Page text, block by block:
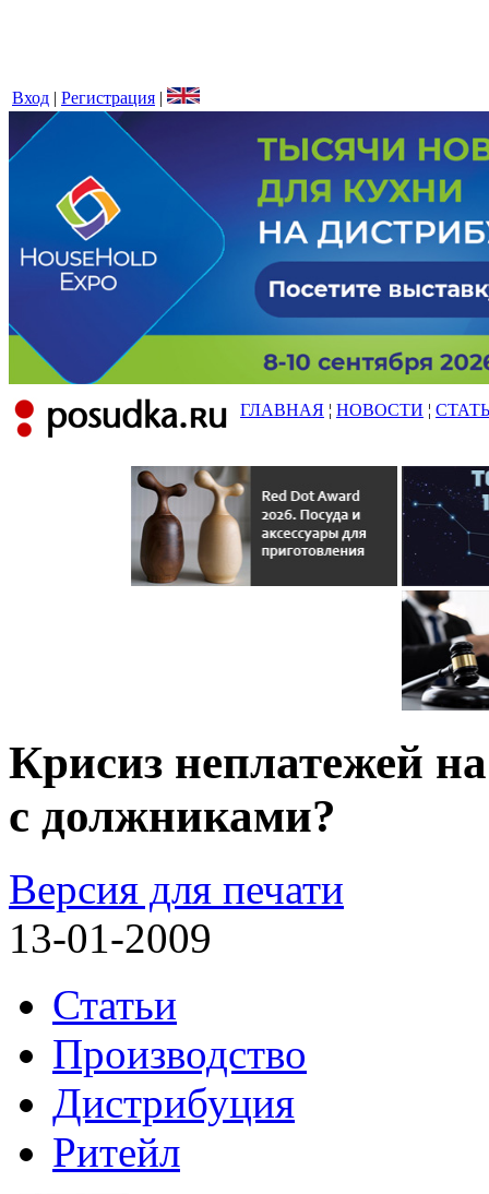
Вход | Регистрация |
ГЛАВНАЯ ¦ НОВОСТИ ¦
Крисиз неплатежей
с должниками?
Версия для печати
13-01-2009
Статьи
Производство
Дистрибуция
Ритейл